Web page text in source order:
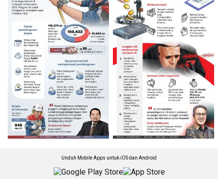
Unduh Mobile Apps untuk iOS dan Android